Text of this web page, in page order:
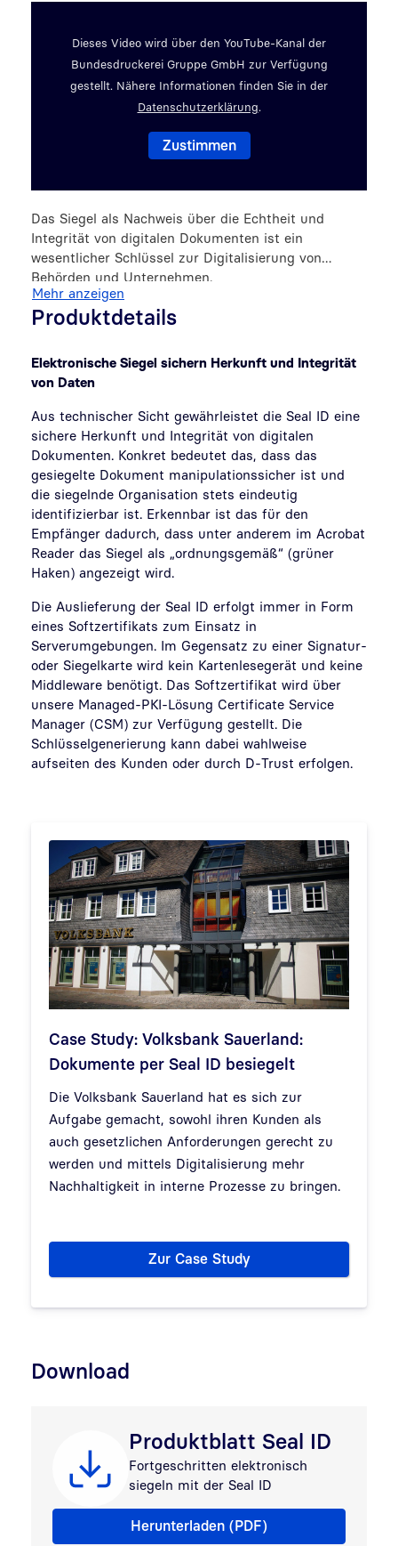
Dieses Video wird über den YouTube-Kanal der
Bundesdruckerei Gruppe GmbH zur Verfügung
gestellt. Nähere Informationen finden Sie in der
Datenschutzerklärung.
Das Siegel als Nachweis über die Echtheit und
Integrität von digitalen Dokumenten ist ein
wesentlicher Schlüssel zur Digitalisierung von
Behörden und Unternehmen.
Mehr anzeigen
Produktdetails
Elektronische Siegel sichern Herkunft und Integrität
von Daten
Aus technischer Sicht gewährleistet die Seal ID eine
sichere Herkunft und Integrität von digitalen
Dokumenten. Konkret bedeutet das, dass das
gesiegelte Dokument manipulationssicher ist und
die siegelnde Organisation stets eindeutig
identifizierbar ist. Erkennbar ist das für den
Empfänger dadurch, dass unter anderem im Acrobat
Reader das Siegel als „ordnungsgemäß“ (grüner
Haken) angezeigt wird.
Die Auslieferung der Seal ID erfolgt immer in Form
eines Softzertifikats zum Einsatz in
Serverumgebungen. Im Gegensatz zu einer Signatur-
oder Siegelkarte wird kein Kartenlesegerät und keine
Middleware benötigt. Das Softzertifikat wird über
unsere Managed-PKI-Lösung Certificate Service
Manager (CSM) zur Verfügung gestellt. Die
Schlüsselgenerierung kann dabei wahlweise
aufseiten des Kunden oder durch D-Trust erfolgen.
Case Study: Volksbank Sauerland:
Dokumente per Seal ID besiegelt
Die Volksbank Sauerland hat es sich zur
Aufgabe gemacht, sowohl ihren Kunden als
auch gesetzlichen Anforderungen gerecht zu
werden und mittels Digitalisierung mehr
Nachhaltigkeit in interne Prozesse zu bringen.
Zur Case Study
Download
Produktblatt Seal ID
Fortgeschritten elektronisch
siegeln mit der Seal ID
Produktblatt Seal IDHerunterladen (PDF)